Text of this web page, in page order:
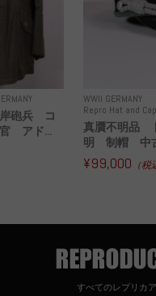
砲兵 コ
アド...
WWII GERMANY
Repro Hat and
真贋不明品
明 制帽 中
¥99,000 （
すべてのレプリカ